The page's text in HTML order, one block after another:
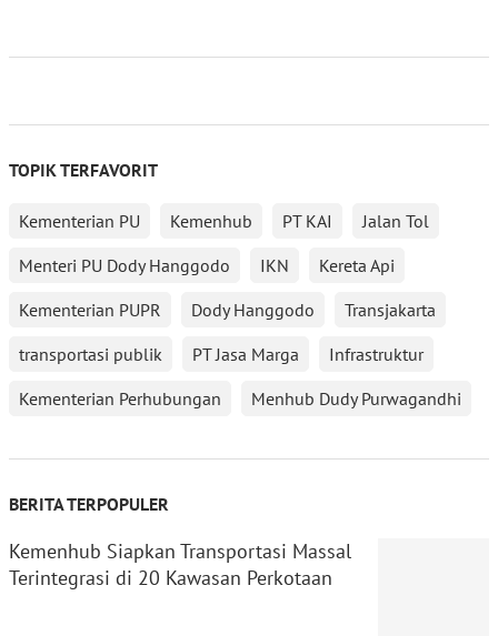
TOPIK TERFAVORIT
Kementerian PU Kemenhub PT KAI
Jalan Tol
Menteri PU Dody Hanggodo
IKN
Kereta Api
Kementerian PUPR
Dody Hanggodo
Transjakarta
transportasi publik
PT Jasa Marga
Infrastruktur
Kementerian Perhubungan
Menhub Dudy Purwagandhi
BERITA TERPOPULER
Kemenhub Siapkan Transportasi Massal
Terintegrasi di 20 Kawasan Perkotaan